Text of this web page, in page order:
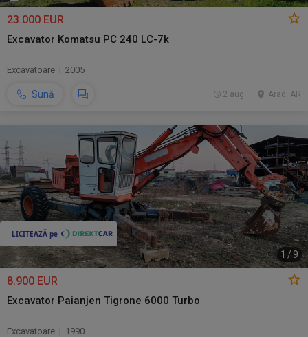
23.000 EUR
Excavator Komatsu PC 240 LC-7k
Excavatoare | 2005
Sună Arad, AR
2 aug.
1 /9
8.900 EUR
Excavator Paianjen Tigrone 6000 Turbo
Excavatoare | 1990